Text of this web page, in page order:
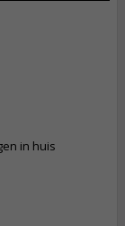
in huis